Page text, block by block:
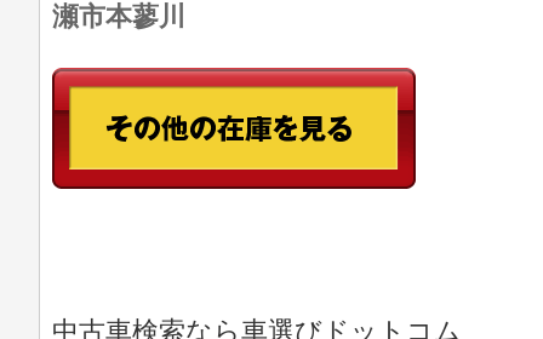
瀬市本蓼川
中古車検索なら車選びドットコム